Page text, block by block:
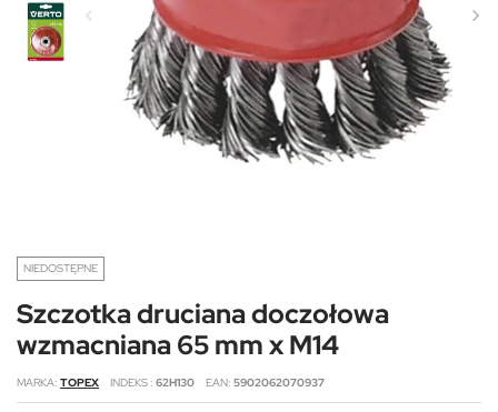
NIEDOSTĘPNE
Szczotka druciana doczołowa
wzmacniana 65 mm x M14
MARKA TOPEX INDEKS 62H130 EAN 5902062070937